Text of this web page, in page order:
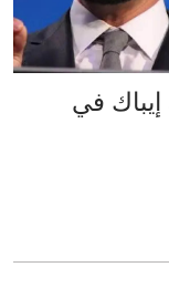
إيباك في